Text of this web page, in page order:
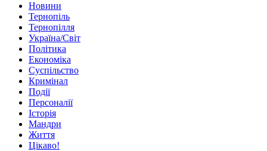
Новини
Тернопіль
Тернопілля
Україна/Світ
Політика
Економіка
Суспільство
Кримінал
Події
Персоналії
Історія
Мандри
Життя
Цікаво!